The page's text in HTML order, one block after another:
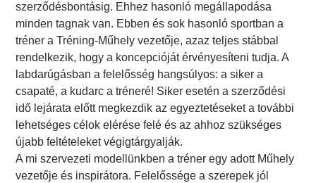
szerződésbontásig. Ehhez hasonló megállapodása
minden tagnak van. Ebben és sok hasonló sportban a
tréner a Tréning-Műhely vezetője, azaz teljes stábbal
rendelkezik, hogy a koncepcióját érvényesíteni tudja. A
labdarúgásban a felelősség hangsúlyos: a siker a
csapaté, a kudarc a tréneré! Siker esetén a szerződési
idő lejárata előtt megkezdik az egyeztetéseket a további
lehetséges célok elérése felé és az ahhoz szükséges
újabb feltételeket végigtárgyalják.
A mi szervezeti modellünkben a tréner egy adott Műhely
vezetője és inspirátora. Felelőssége a szerepek jól